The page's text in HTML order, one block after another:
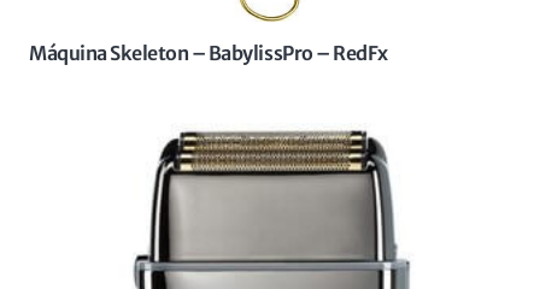
Máquina Skeleton – BabylissPro – RedFx